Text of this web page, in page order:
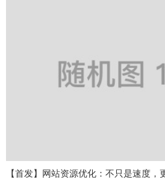
【首发】网站资源优化：不只是速度，